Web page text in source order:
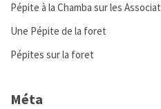
Pépite à la Chamba sur les
Une Pépite de la foret
Pépites sur la foret
Méta